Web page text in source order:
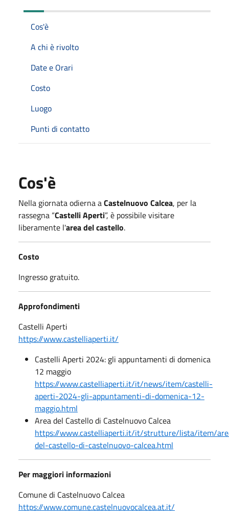
Cos'è
A chi è rivolto
Date e Orari
Costo
Luogo
Punti di contatto
Cos'è
Nella giornata odierna aCastelnuovo Calcea, per la
rassegna “Castelli Aperti”, è possibile visitare
liberamente l'area del castello.
Costo
Ingresso gratuito.
Approfondimenti
Castelli Aperti
https://www.castelliaperti.it/
Castelli Aperti 2024: gli appuntamenti di domenica
12 maggio
https://www.castelliaperti.it/it/news/item/castelli-
aperti-2024-gli-appuntamenti-di-domenica-12-
maggio.html
Area del Castello di Castelnuovo Calcea
https://www.castelliaperti.it/it/strutture/lista/item/
del-castello-di-castelnuovo-calcea.html
Per maggiori informazioni
Comune di Castelnuovo Calcea
https://www.comune.castelnuovocalcea.at.it/